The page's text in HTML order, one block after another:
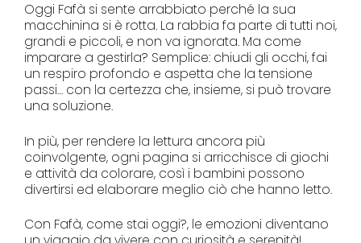
Oggi Fafà si sente arrabbiato perché la sua
macchinina si è rotta. La rabbia fa parte di tutti noi,
grandi e piccoli, e non va ignorata. Ma come
imparare a gestirla? Semplice: chiudi gli occhi, fai
un respiro profondo e aspetta che la tensione
passi… con la certezza che, insieme, si può trovare
una soluzione.
In più, per rendere la lettura ancora più
coinvolgente, ogni pagina si arricchisce di giochi
e attività da colorare, così i bambini possono
divertirsi ed elaborare meglio ciò che hanno letto.
Con Fafà, come stai oggi?, le emozioni diventano